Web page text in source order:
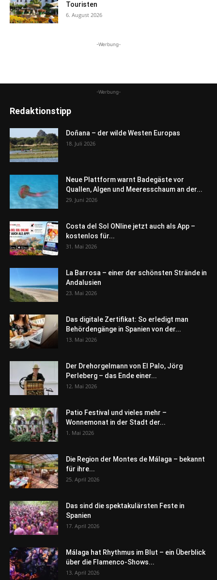
Touristen
6. August 2026
-Werbung-
-Werbung-
Redaktionstipp
Doñana – der wilde Westen Europas
18. Juli 2026
Neue Plattform warnt Badegäste vor
Quallen, Algen und Meeresschaum an der...
29. Juni 2026
Costa del Sol ONline jetzt auch als App –
kostenlos für...
31. Mai 2026
La Barrosa – einer der schönsten Strände in
Andalusien
23. Mai 2026
Das digitale Zertifikat: So erledigt man
Behördengänge in Spanien von der...
13. Mai 2026
Der Drehorgelmann von El Palo, Jörg
Perleberg – das Ende einer...
12. Mai 2026
Patio Festival und vieles mehr –
Wonnemonat in der Stadt der...
1. Mai 2026
Die Region der Montes de Málaga – bekannt
für ihre...
25. April 2026
Das sind die spektakulärsten Feste in
Spanien
17. April 2026
Málaga hat Rhythmus im Blut – ein Überblick
über die Flamenco-Shows...
13. April 2026